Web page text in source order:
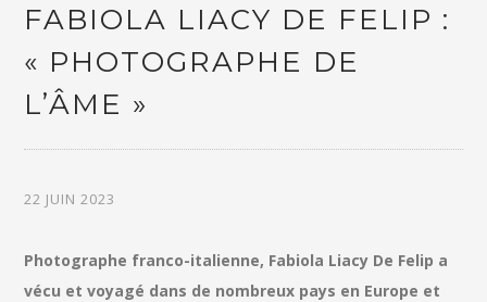
FABIOLA LIACY DE FELIP :
« PHOTOGRAPHE DE
L’ÂME »
22 JUIN 2023
Photographe franco-italienne, Fabiola Liacy De Felip a
vécu et voyagé dans de nombreux pays en Europe et